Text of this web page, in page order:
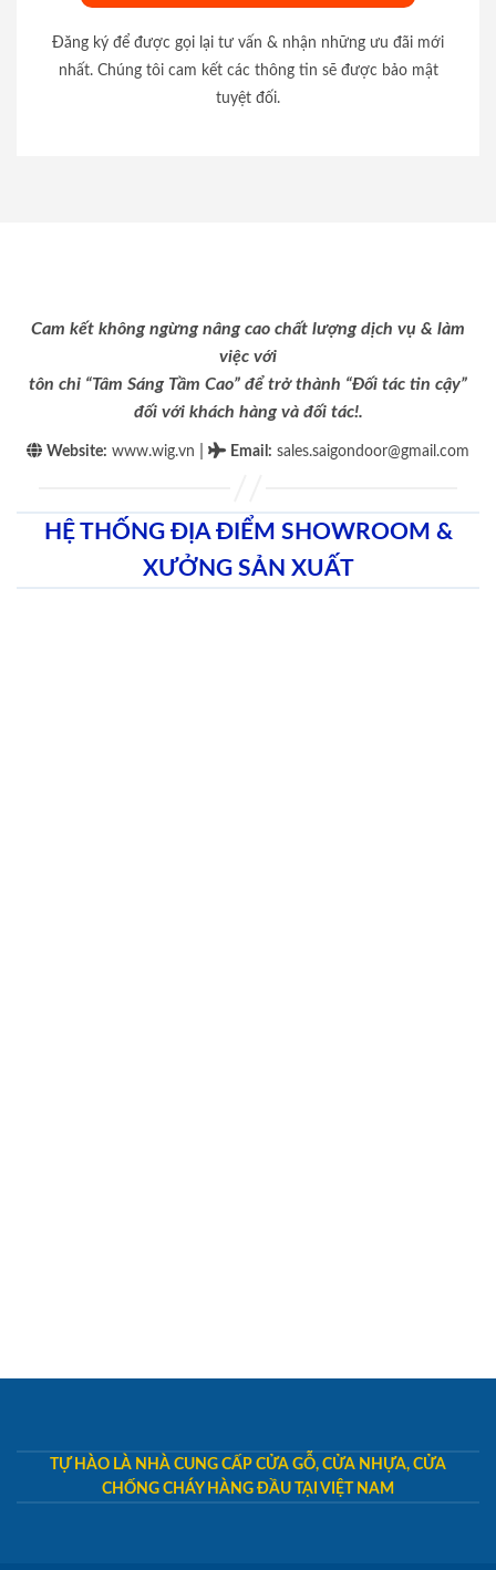
Đăng ký để được gọi lại tư vấn & nhận những ưu đãi mới
nhất. Chúng tôi cam kết các thông tin sẽ được bảo mật
tuyệt đối.
Cam kết không ngừng nâng cao chất lượng dịch vụ & làm
việc với
tôn chỉ “Tâm Sáng Tầm Cao” để trở thành “Đối tác tin cậy”
đối với khách hàng và đối tác!.
Website: www.wig.vn Email : sales.saigondoor@gmail.com
HỆ THỐNG ĐỊA ĐIỂM SHOWROOM &
XƯỞNG SẢN XUẤT
TỰ HÀO LÀ NHÀ CUNG CẤP CỬA GỖ, CỬA NHỰA, CỬA
CHỐNG CHÁY HÀNG ĐẦU TẠI VIỆT NAM